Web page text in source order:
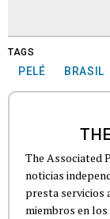
TAGS
PELÉ BRASIL
The Associated
noticias
presta servicios
miembros en